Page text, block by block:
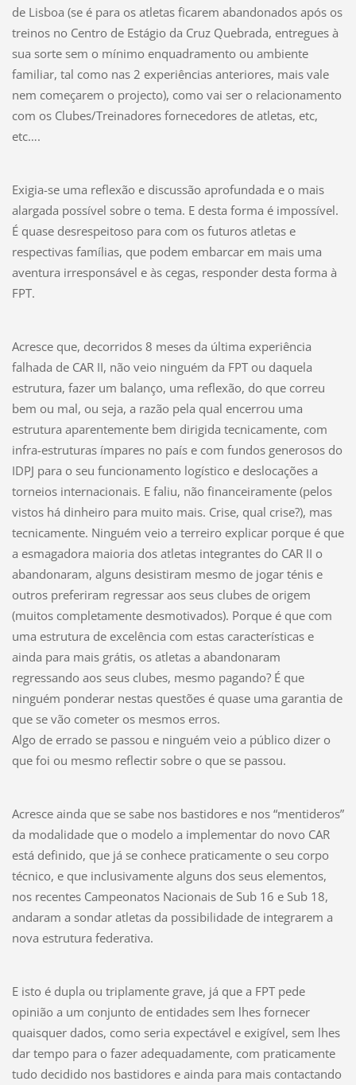
de Lisboa (se é para os atletas ficarem abandonados após os
treinos no Centro de Estágio da Cruz Quebrada, entregues à
sua sorte sem o mínimo enquadramento ou ambiente
familiar, tal como nas 2 experiências anteriores, mais vale
nem começarem o projecto), como vai ser o relacionamento
com os Clubes/Treinadores fornecedores de atletas, etc,
etc….
Exigia-se uma reflexão e discussão aprofundada e o mais
alargada possível sobre o tema. E desta forma é impossível.
É quase desrespeitoso para com os futuros atletas e
respectivas famílias, que podem embarcar em mais uma
aventura irresponsável e às cegas, responder desta forma à
FPT.
Acresce que, decorridos 8 meses da última experiência
falhada de CAR II, não veio ninguém da FPT ou daquela
estrutura, fazer um balanço, uma reflexão, do que correu
bem ou mal, ou seja, a razão pela qual encerrou uma
estrutura aparentemente bem dirigida tecnicamente, com
infra-estruturas ímpares no país e com fundos generosos do
IDPJ para o seu funcionamento logístico e deslocações a
torneios internacionais. E faliu, não financeiramente (pelos
vistos há dinheiro para muito mais. Crise, qual crise?), mas
tecnicamente. Ninguém veio a terreiro explicar porque é que
a esmagadora maioria dos atletas integrantes do CAR II o
abandonaram, alguns desistiram mesmo de jogar ténis e
outros preferiram regressar aos seus clubes de origem
(muitos completamente desmotivados). Porque é que com
uma estrutura de excelência com estas características e
ainda para mais grátis, os atletas a abandonaram
regressando aos seus clubes, mesmo pagando? É que
ninguém ponderar nestas questões é quase uma garantia de
que se vão cometer os mesmos erros.
Algo de errado se passou e ninguém veio a público dizer o
que foi ou mesmo reflectir sobre o que se passou.
Acresce ainda que se sabe nos bastidores e nos “mentideros”
da modalidade que o modelo a implementar do novo CAR
está definido, que já se conhece praticamente o seu corpo
técnico, e que inclusivamente alguns dos seus elementos,
nos recentes Campeonatos Nacionais de Sub 16 e Sub 18,
andaram a sondar atletas da possibilidade de integrarem a
nova estrutura federativa.
E isto é dupla ou triplamente grave, já que a FPT pede
opinião a um conjunto de entidades sem lhes fornecer
quaisquer dados, como seria expectável e exigível, sem lhes
dar tempo para o fazer adequadamente, com praticamente
tudo decidido nos bastidores e ainda para mais contactando